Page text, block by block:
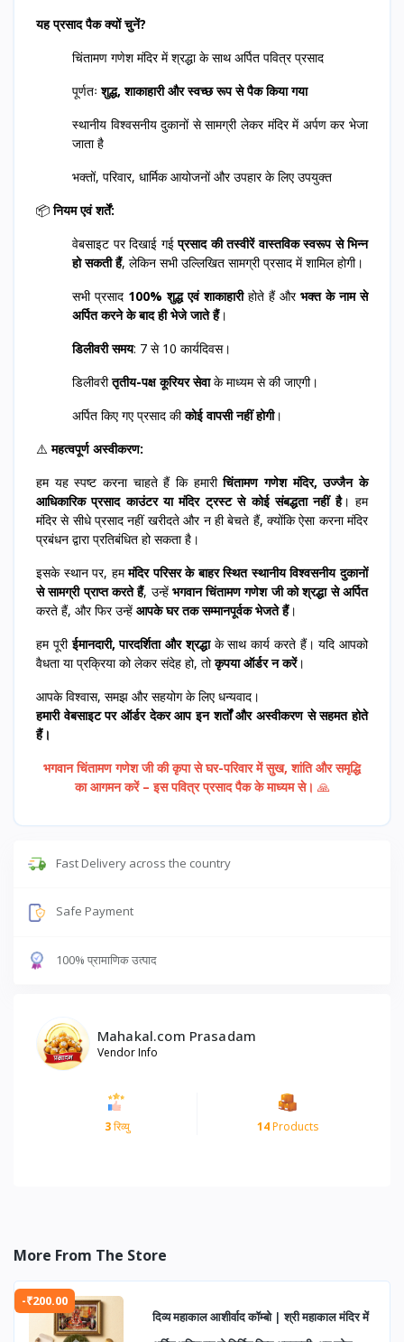
यह प्रसाद पैक क्यों चुनें?
चिंतामण गणेश मंदिर में श्रद्धा के साथ अर्पित पवित्र प्रसाद
पूर्णतःशुद्ध, शाकाहारी और स्वच्छ रूप से पैक किया गया
स्थानीय विश्वसनीय दुकानों से सामग्री लेकर मंदिर में अर्पण कर भेजा
जाता है
भक्तों, परिवार, धार्मिक आयोजनों और उपहार के लिए उपयुक्त
📦नियम एवं शर्तें:
वेबसाइट पर दिखाई गईप्रसाद की तस्वीरें वास्तविक स्वरूप से भिन्न
हो सकती हैं, लेकिन सभी उल्लिखित सामग्री प्रसाद में शामिल होगी।
सभी प्रसाद 100% शुद्ध एवं शाकाहारीहोते हैं और भक्त के नाम से
अर्पित करने के बाद ही भेजे जाते हैं।
डिलीवरी समय: 7 से 10 कार्यदिवस।
डिलीवरीतृतीय-पक्ष कूरियर सेवाके माध्यम से की जाएगी।
अर्पित किए गए प्रसाद कीकोई वापसी नहीं होगी।
⚠️महत्वपूर्ण अस्वीकरण:
हम यह स्पष्ट करना चाहते हैं कि हमारीचिंतामण गणेश मंदिर, उज्जैन के
आधिकारिक प्रसाद काउंटर या मंदिर ट्रस्ट से कोई संबद्धता नहीं है। हम
मंदिर से सीधे प्रसाद नहीं खरीदते और न ही बेचते हैं, क्योंकि ऐसा करना मंदिर
प्रबंधन द्वारा प्रतिबंधित हो सकता है।
इसके स्थान पर, हममंदिर परिसर के बाहर स्थित स्थानीय विश्वसनीय दुकानों
से सामग्री प्राप्त करते हैं, उन्हें भगवान चिंतामण गणेश जी को श्रद्धा से अर्पित
करते हैं, और फिर उन्हें आपके घर तक सम्मानपूर्वक भेजते हैं।
हम पूरीईमानदारी, पारदर्शिता और श्रद्धाके साथ कार्य करते हैं। यदि आपको
वैधता या प्रक्रिया को लेकर संदेह हो, तोकृपया ऑर्डर न करें।
आपके विश्वास, समझ और सहयोग के लिए धन्यवाद।
हमारी वेबसाइट पर ऑर्डर देकर आप इन शर्तों और अस्वीकरण से सहमत होते
हैं।
भगवान चिंतामण गणेश जी की कृपा से घर-परिवार में सुख, शांति और समृद्धि
का आगमन करें – इस पवित्र प्रसाद पैक के माध्यम से। 🙏
Fast Delivery across the country
Safe Payment
100% प्रामाणिक उत्पाद
Mahakal.com Prasadam
Vendor Info
3रिव्यु 14Products
More From The Store
-₹200.00
दिव्य महाकाल आशीर्वाद कॉम्बो | श्री महाकाल मंदिर में